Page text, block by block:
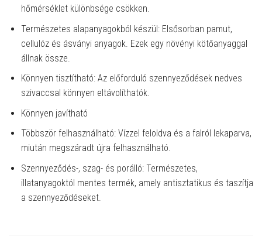
hőmérséklet különbsége csökken.
Természetes alapanyagokból készül: Elsősorban pamut,
cellulóz és ásványi anyagok. Ezek egy növényi kötőanyaggal
állnak össze.
Könnyen tisztítható: Az előforduló szennyeződések nedves
szivaccsal könnyen eltávolíthatók.
Könnyen javítható
Többször felhasználható: Vízzel feloldva és a falról lekaparva,
miután megszáradt újra felhasználható.
Szennyeződés-, szag- és porálló: Természetes,
illatanyagoktól mentes termék, amely antisztatikus és taszítja
a szennyeződéseket.